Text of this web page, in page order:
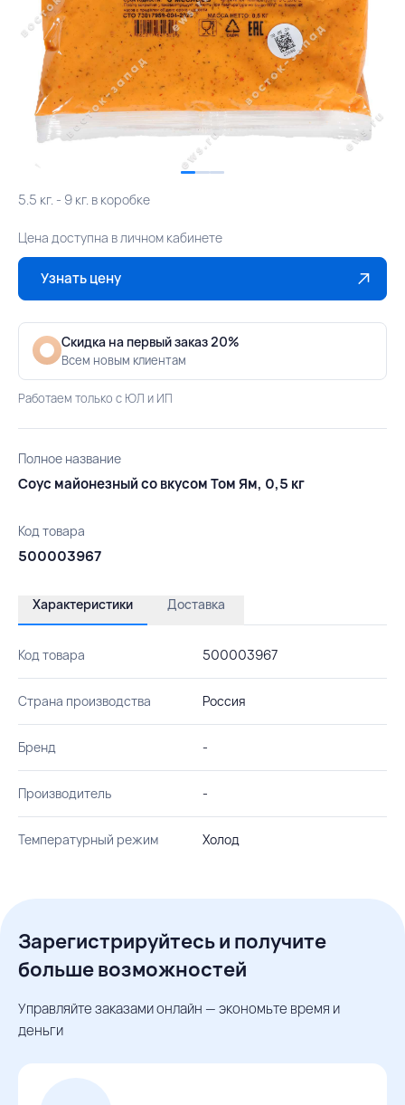
5.5 кг. - 9 кг. в коробке
Цена доступна в личном кабинете
Узнать цену
Скидка на первый заказ 20%
Всем новым клиентам
Работаем только с ЮЛ и ИП
Полное название
Соус майонезный со вкусом Том Ям, 0,5 кг
Код товара
500003967
Характеристики Доставка
Код товара 500003967
Страна производства Россия
Бренд -
Производитель -
Температурный режим Холод
Зарегистрируйтесь и получите
больше возможностей
Управляйте заказами онлайн — экономьте время и
деньги